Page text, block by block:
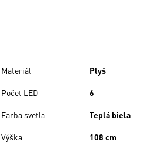
Materiál Plyš
Počet LED 6
Farba svetla Teplá biela
Výška 108 cm